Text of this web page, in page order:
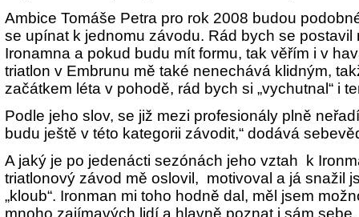
Ambice Tomáše Petra pro rok 2008 budou
se upínat k jednomu závodu. Rád bych se postavil
Ironamna a pokud budu mít formu, tak věřím i v
triatlon v Embrunu mě také nenechává klidným,
začátkem léta v pohodě, rád bych si „vychutnal“ i
Podle jeho slov, se již mezi profesionály plně
budu ještě v této kategorii závodit,“ dodává
A jaký je po jedenácti sezónách jeho vztah k
triatlonový závod mě oslovil, motivoval a já snažil
„kloub“. Ironman mi toho hodně dal, měl jsem
mnoho zajímavých lidí a hlavně poznat i sám